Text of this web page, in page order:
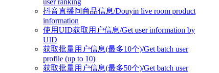
user ranking
抖音直播间商品信息/Douyin live room product
information
使用UID获取用户信息/Get user information by
UID
获取批量用户信息(最多10个)/Get batch user
profile (up to 10)
获取批量用户信息(最多50个)/Get batch user